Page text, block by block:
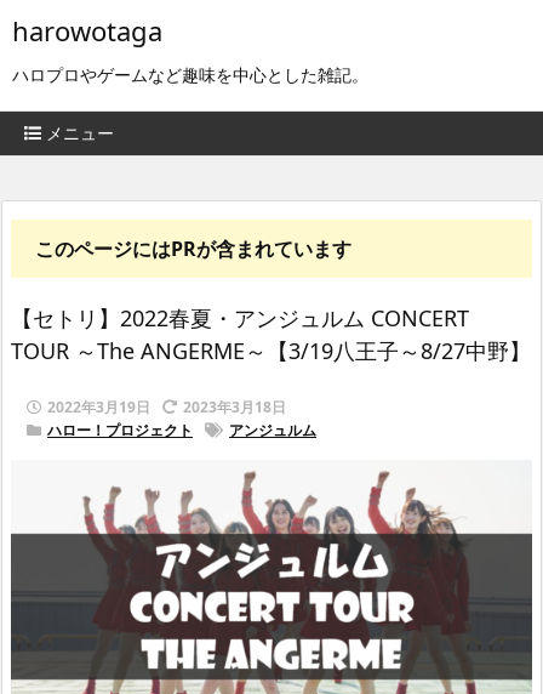
harowotaga
ハロプロやゲームなど趣味を中心とした雑記。
メニュー
このページにはPRが含まれています
【セトリ】2022春夏・アンジュルム CONCERT
TOUR ～The ANGERME～【3/19八王子～8/27中野】
2022年3月19日
2023年3月18日
ハロー！プロジェクト
アンジュルム